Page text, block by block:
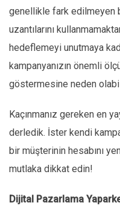
genellikle fark edilmeyen
uzantılarını
hedeflemeyi unutmaya
kampanyanızın önemli
göstermesine neden
Kaçınmanız gereken en
derledik. İster kendi
bir müşterinin hesabını
mutlaka dikkat edin!
Dijital Pazarlama